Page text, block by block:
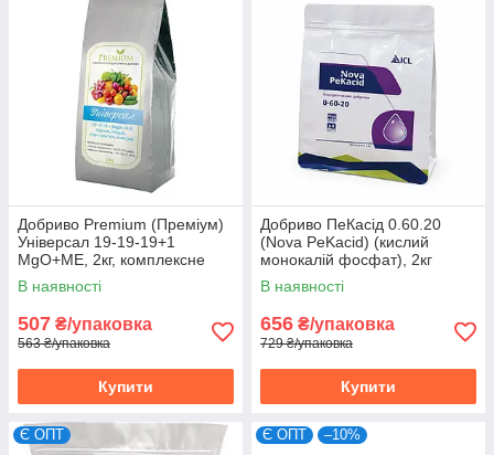
Добриво Premium (Преміум)
Універсал 19-19-19+1
MgO+МЕ, 2кг, комплексне
водорозчинне добриво
В наявності
507 ₴/упаковка
563 ₴/упаковка
Купити
Добриво ПеКасід 0.60.20
(Nova PeKacid) (кислий
монокалій фосфат), 2кг
В наявності
656 ₴/упаковка
729 ₴/упаковка
Купити
Є ОПТ Є ОПТ –10%